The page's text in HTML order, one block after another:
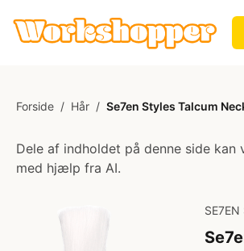
Forside / Hår / Se7en Styles Talcum
Dele af indholdet på denne side kan
med hjælp fra AI.
SE7EN